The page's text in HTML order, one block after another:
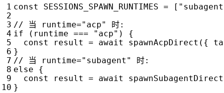
const SESSIONS_SPAWN_RUNTIMES = [
if
( runtime === "acp" )
{
const
result = await spawnAcpDirect ({
}
else
{
const
result = await spawnSubagentDirect
}